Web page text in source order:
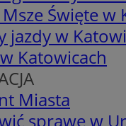
Święte w
jazdy w
Katowicach
Miasta
sprawę w